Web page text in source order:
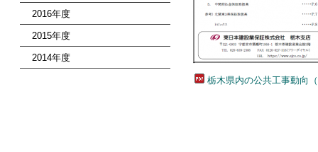
2016年度
2015年度
2014年度
栃木県内の公共工事動向